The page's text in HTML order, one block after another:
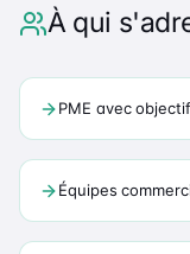
À qui
PME avec
Équipes